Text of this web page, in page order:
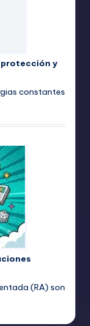
protección y
constantes
(RA) son